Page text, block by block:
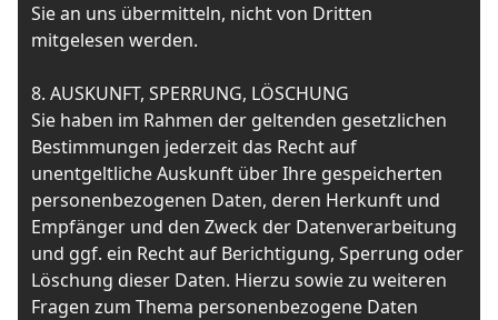
Sie an uns übermitteln, nicht von Dritten
mitgelesen werden.
8. AUSKUNFT, SPERRUNG, LÖSCHUNG
Sie haben im Rahmen der geltenden gesetzlichen
Bestimmungen jederzeit das Recht auf
unentgeltliche Auskunft über Ihre gespeicherten
personenbezogenen Daten, deren Herkunft und
Empfänger und den Zweck der Datenverarbeitung
und ggf. ein Recht auf Berichtigung, Sperrung oder
Löschung dieser Daten. Hierzu sowie zu weiteren
Fragen zum Thema personenbezogene Daten